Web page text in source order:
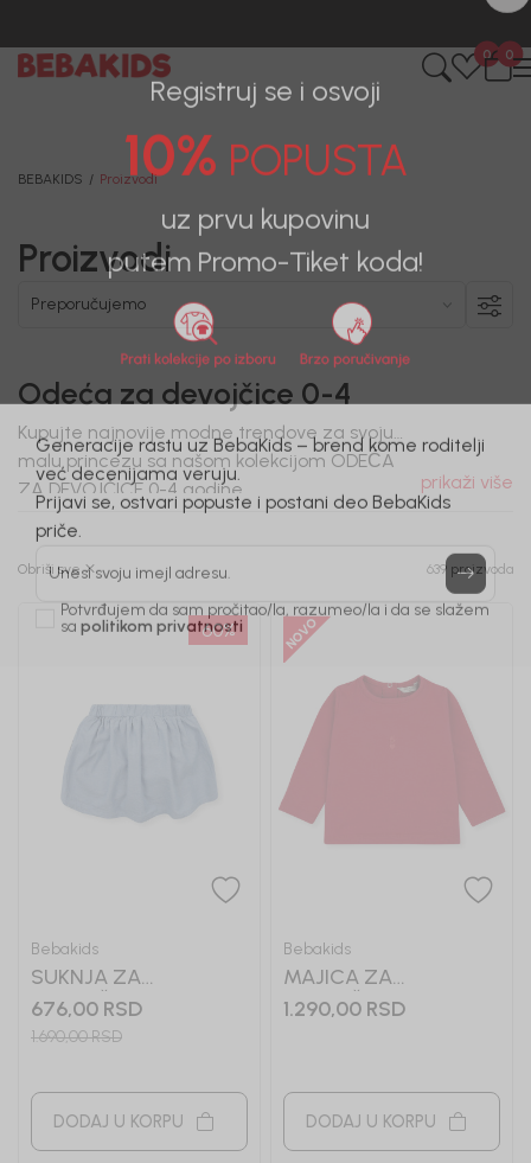
0
0
BEBAKIDS Proizvodi
Proizvodi
Odeća za devojčice 0-4
Kupujte najnovije modne trendove za svoju
malu princezu sa našom kolekcijom ODEĆA
ZA DEVOJČICE 0-4 godine.
prikaži više
639 proizvoda
Obriši sve
60%
Bebakids
SUKNJA ZA
DEVOJČICE GILI
676,00 RSD
1.690,00RSD
DODAJ U KORPU
Bebakids
MAJICA ZA
DEVOJČICE BASIC
1.290,00 RSD
DODAJ U KORPU
Registruj se i osvoji
10% POPUSTA
uz prvu kupovinu
putem Promo-Tiket koda!
Generacije rastu uz BebaKids – brend kome roditelji
već decenijama veruju.
Prijavi se, ostvari popuste i postani deo BebaKids
priče.
Unesi svoju imejl adresu.
Potvrđujem da sam pročitao/la, razumeo/la i da se slažem